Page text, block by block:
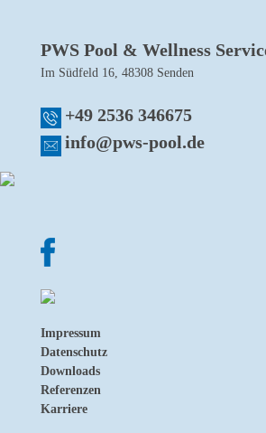
PWS Pool & Wellness
Im Südfeld 16, 48308 Senden
+49 2536 346675
info@pws-pool.de
Impressum
Datenschutz
Downloads
Referenzen
Karriere